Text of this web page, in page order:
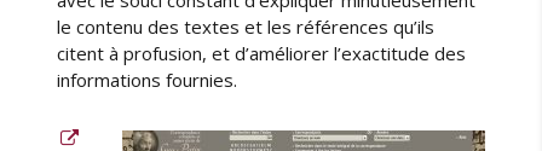
/
1
le contenu des textes et les références qu’ils
citent à profusion, et d’améliorer l’exactitude des
informations fournies.